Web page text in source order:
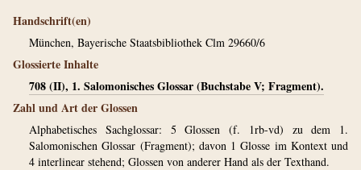
Handschrift(en)
München, Bayerische Staatsbibliothek Clm 29660/6
Glossierte Inhalte
708 (II), 1. Salomonisches Glossar (Buchstabe V; Fragment).
Zahl und Art der Glossen
Alphabetisches Sachglossar: 5 Glossen (f. 1rb-vd) zu dem 1.
Salomonischen Glossar (Fragment); davon 1 Glosse im Kontext und
4 interlinear stehend; Glossen von anderer Hand als der Texthand.